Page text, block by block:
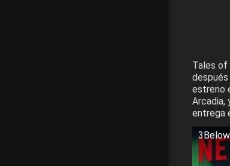
Tales of
estreno
Arcadia,
entrega